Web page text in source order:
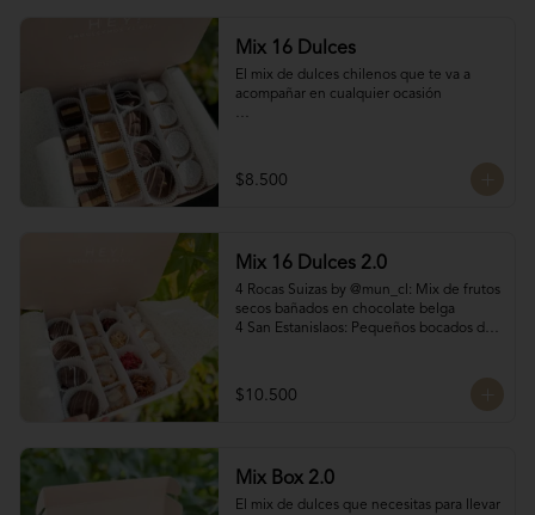
Mix 16 Dulces
El mix de dulces chilenos que te va a
acompañar en cualquier ocasión
4 mini chilenitos
4 Bocados Taratchi: Mantequilla de maní
4 Bocados de manjar duro
SI NECESITAS MÁS DE 10 UNIDADES
escríbenos por WhatsApp o Instagram
para confirmar stock (nuestros productos
$8.500
Mix 16 Dulces 2.0
4 Rocas Suizas by @mun_cl: Mix de frutos
secos bañados en chocolate belga
4 San Estanislaos: Pequeños bocados de
rellenos con manjar blanco
4 Volcanes Ckachi
$10.500
Mix Box 2.0
El mix de dulces que necesitas para llevar